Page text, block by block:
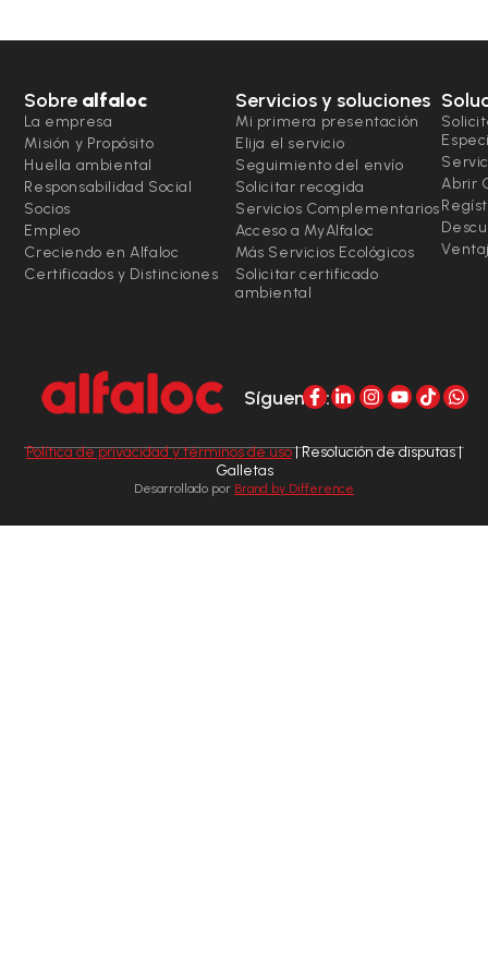
Sobre alfaloc
La empresa
Misión y Propósito
Huella ambiental
Responsabilidad Social
Socios
Empleo
Creciendo en Alfaloc
Certificados y Distinciones
Servicios y soluciones
Mi primera presentación
Elija el servicio
Seguimiento del envío
Solicitar recogida
Servicios Complementarios
Acceso a MyAlfaloc
Más Servicios Ecológicos
Solicitar certificado
ambiental
Abrir
Síguenos:
Política de privacidad y términos de uso| Resolución de disputas |
Galletas
Desarrollado por Brand by Difference